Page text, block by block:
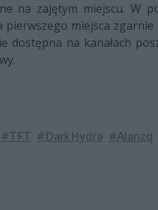
na zajętym miejscu. W
pierwszego miejsca
dostępna na kanałach
#TFT #DarkHydra #Alanzq